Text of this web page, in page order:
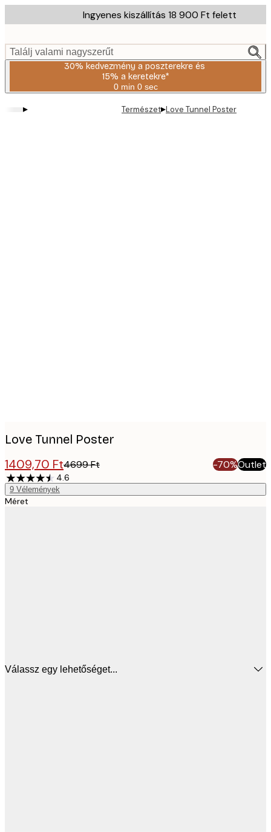
to
content.
Ingyenes kiszállítás 18 900 Ft felett
Találj valami nagyszerűt
30% kedvezmény a poszterekre és
15% a keretekre*
0 min 0 sec
Érvényes:
08-
▸ Természet▸Love Tunnel Poster
Love Tunnel Poster
1409,70 Ft4699 Ft -70%Outlet
4.6
9 Vélemények
Méret
Válassz egy lehetőséget...